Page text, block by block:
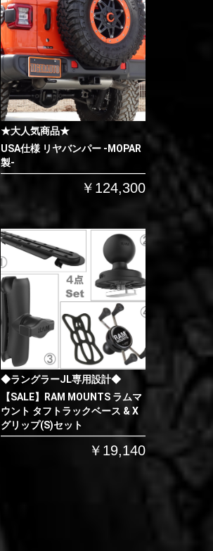
★大人気商品★
USA仕様 リヤバンパー -MOPAR
製-
￥124,300
◆ラングラーJL専用設計◆
【SALE】RAM MOUNTS ラムマ
ウント タフトラックベース & X
グリップ(S)セット
￥19,140